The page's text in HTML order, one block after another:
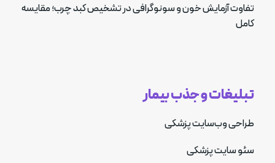
تبلیغات و جذب بیمار
طراحی وب‌سایت پزشکی
سئو سایت پزشکی
تفاوت آزمایش خون و سونوگرافی در تشخیص کبد چرب؛ مقایسه
کامل